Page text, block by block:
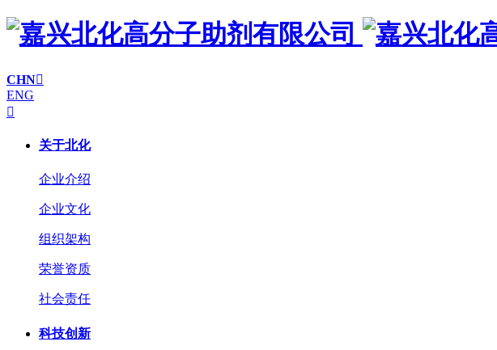
CHN
ENG

关于北化
企业介绍
企业文化
组织架构
荣誉资质
社会责任
科技创新